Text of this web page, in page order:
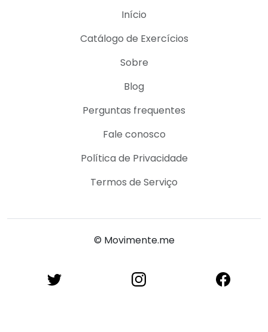
Início
Catálogo de Exercícios
Sobre
Blog
Perguntas frequentes
Fale conosco
Política de Privacidade
Termos de Serviço
© Movimente.me